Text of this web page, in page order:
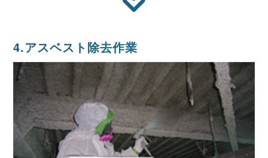
4.アスベスト除去作業